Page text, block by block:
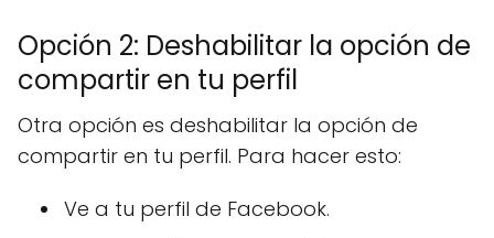
Opción 2: Deshabilitar la opción de
compartir en tu perfil
Otra opción es deshabilitar la opción de
compartir en tu perfil. Para hacer esto:
Ve a tu perfil de Facebook.